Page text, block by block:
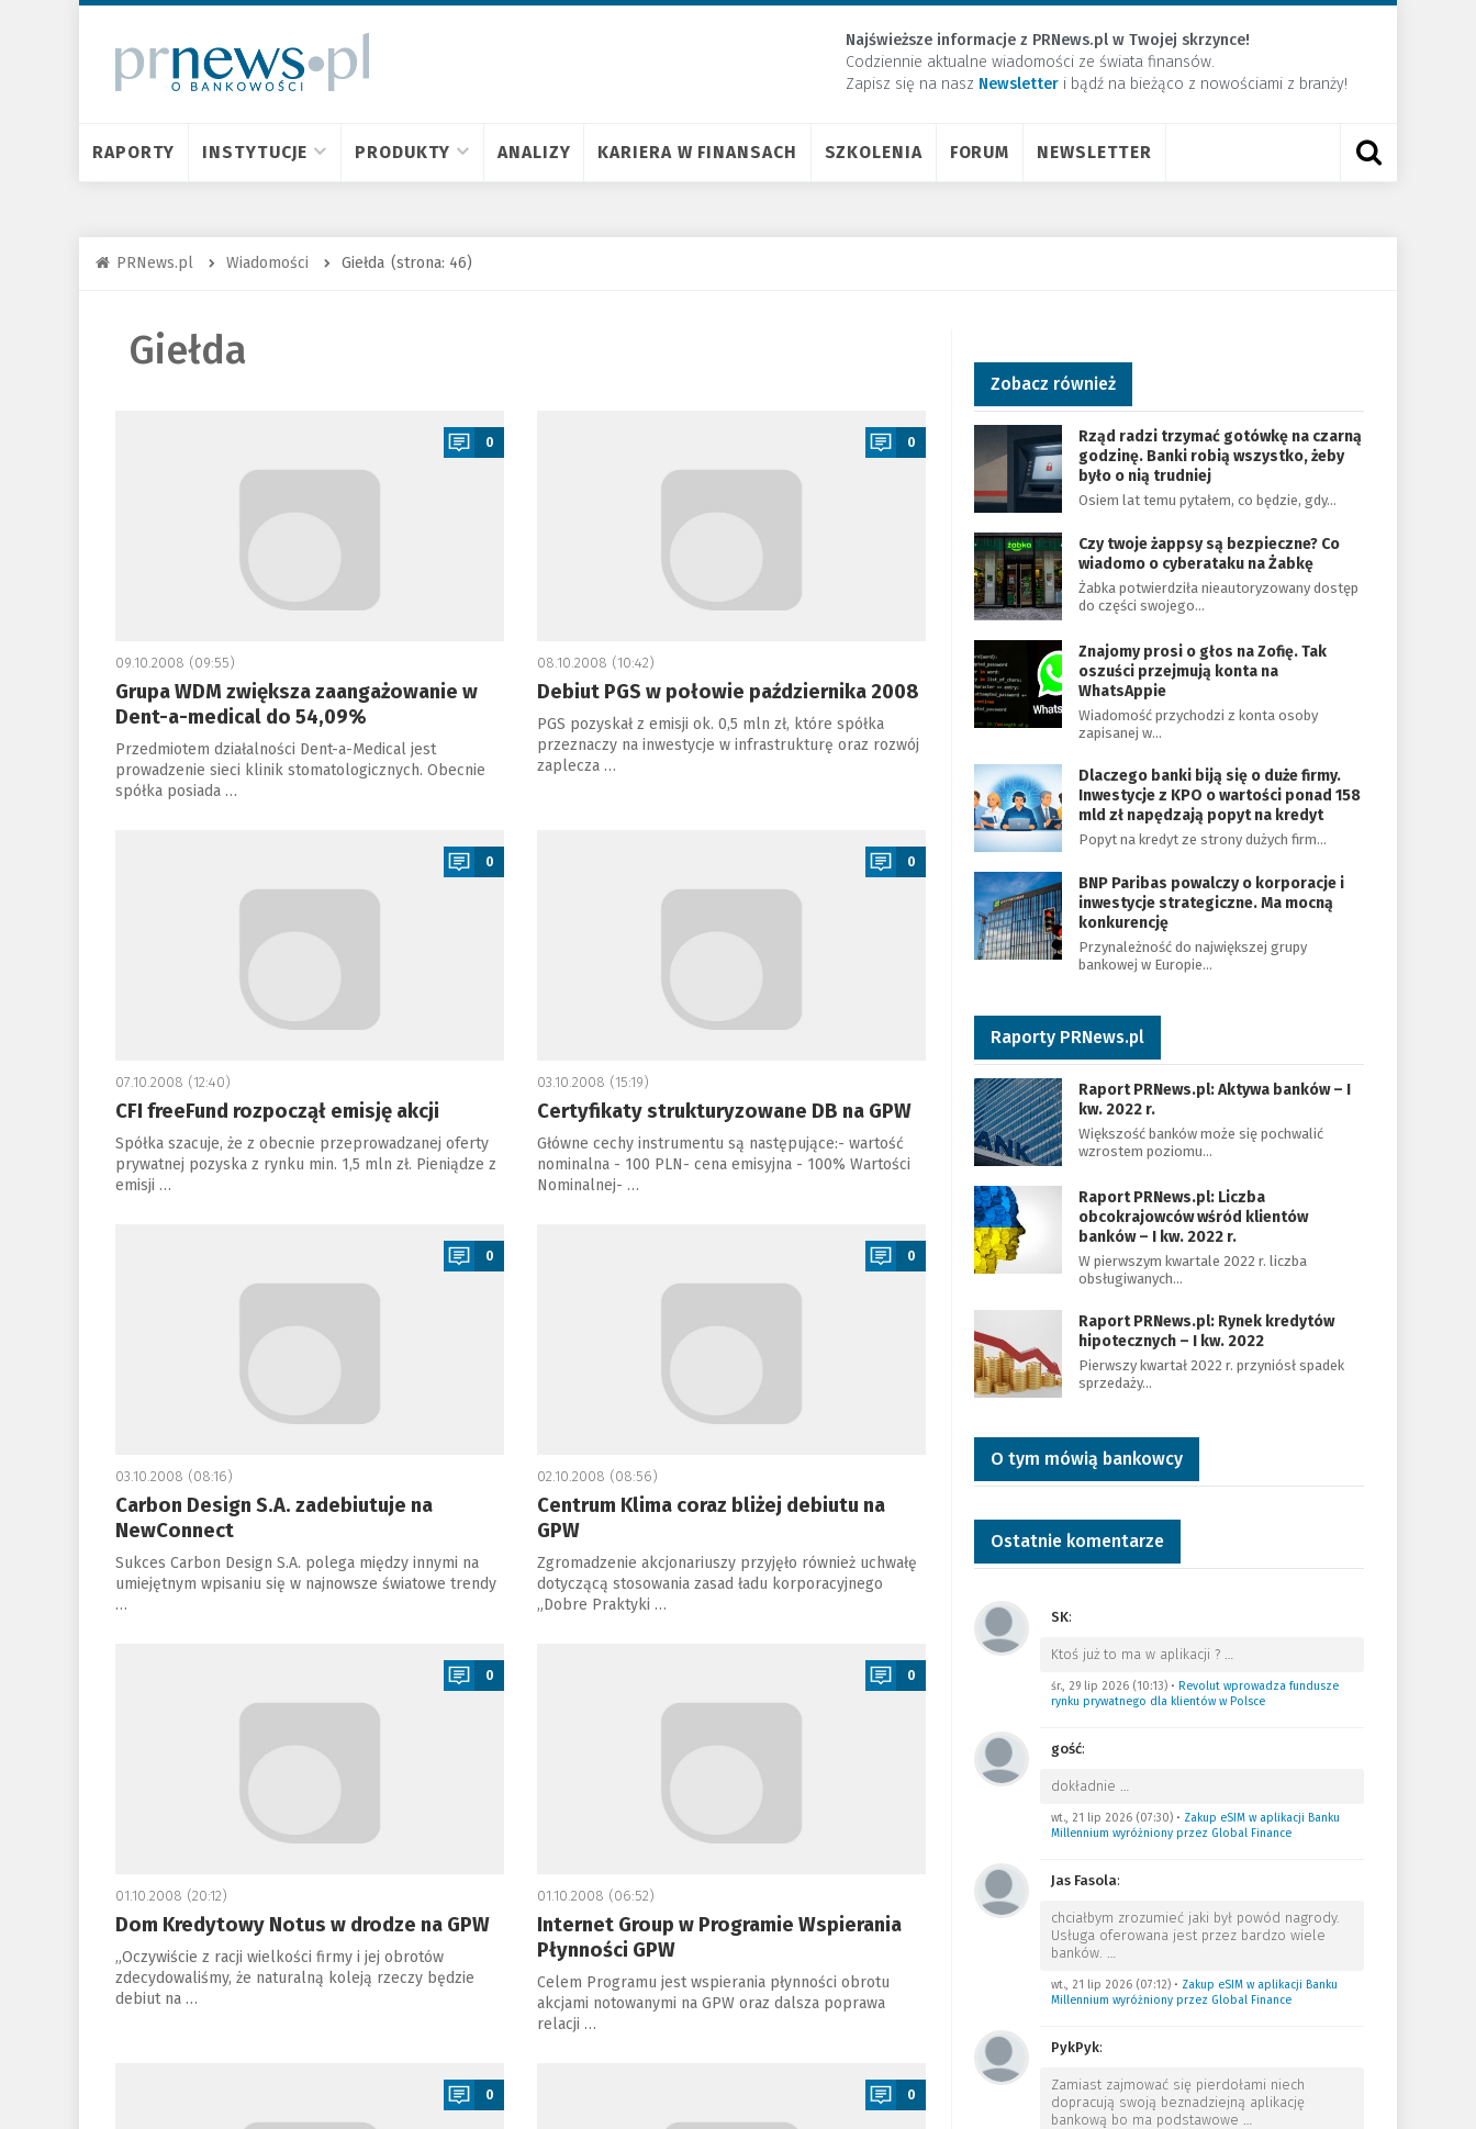
Najświeższe informacje z PRNews.pl w Twojej skrzynce!
Codziennie aktualne wiadomości ze świata finansów.
Zapisz się na nasz Newsletter ​i bądź na bieżąco z nowościami z branży!
RAPORTY INSTYTUCJE PRODUKTY ANALIZY KARIERA W FINANSACH SZKOLENIA FORUM NEWSLETTER
PRNews.pl Wiadomości Giełda (strona: 46)
Giełda
0
09.10.2008 (09:55)
Grupa WDM zwiększa zaangażowanie w
Dent-a-medical do 54,09%
Przedmiotem działalności Dent-a-Medical jest
prowadzenie sieci klinik stomatologicznych. Obecnie
spółka posiada …
0
08.10.2008 (10:42)
Debiut PGS w połowie października 2008
PGS pozyskał z emisji ok. 0,5 mln zł, które spółka
przeznaczy na inwestycje w infrastrukturę oraz rozwój
zaplecza …
0
07.10.2008 (12:40)
CFI freeFund rozpoczął emisję akcji
Spółka szacuje, że z obecnie przeprowadzanej oferty
prywatnej pozyska z rynku min. 1,5 mln zł. Pieniądze z
emisji …
0
03.10.2008 (15:19)
Certyfikaty strukturyzowane DB na GPW
Główne cechy instrumentu są następujące:- wartość
nominalna - 100 PLN- cena emisyjna - 100% Wartości
Nominalnej- …
0
03.10.2008 (08:16)
Carbon Design S.A. zadebiutuje na
NewConnect
Sukces Carbon Design S.A. polega między innymi na
umiejętnym wpisaniu się w najnowsze światowe trendy
…
0
02.10.2008 (08:56)
Centrum Klima coraz bliżej debiutu na
GPW
Zgromadzenie akcjonariuszy przyjęło również uchwałę
dotyczącą stosowania zasad ładu korporacyjnego
„Dobre Praktyki …
0
01.10.2008 (20:12)
Dom Kredytowy Notus w drodze na GPW
„Oczywiście z racji wielkości firmy i jej obrotów
zdecydowaliśmy, że naturalną koleją rzeczy będzie
debiut na …
0
01.10.2008 (06:52)
Internet Group w Programie Wspierania
Płynności GPW
Celem Programu jest wspierania płynności obrotu
akcjami notowanymi na GPW oraz dalsza poprawa
relacji …
0 0
Zobacz również
Rząd radzi trzymać gotówkę na czarną
godzinę. Banki robią wszystko, żeby
było o nią trudniej
Osiem lat temu pytałem, co będzie, gdy…
Czy twoje żappsy są bezpieczne? Co
wiadomo o cyberataku na Żabkę
Żabka potwierdziła nieautoryzowany dostęp
do części swojego…
Znajomy prosi o głos na Zofię. Tak
oszuści przejmują konta na
WhatsAppie
Wiadomość przychodzi z konta osoby
zapisanej w…
Dlaczego banki biją się o duże firmy.
Inwestycje z KPO o wartości ponad 158
mld zł napędzają popyt na kredyt
Popyt na kredyt ze strony dużych firm…
BNP Paribas powalczy o korporacje i
inwestycje strategiczne. Ma mocną
konkurencję
Przynależność do największej grupy
bankowej w Europie…
Raporty PRNews.pl
Raport PRNews.pl: Aktywa banków – I
kw. 2022 r.
Większość banków może się pochwalić
wzrostem poziomu…
Raport PRNews.pl: Liczba
obcokrajowców wśród klientów
banków – I kw. 2022 r.
W pierwszym kwartale 2022 r. liczba
obsługiwanych…
Raport PRNews.pl: Rynek kredytów
hipotecznych – I kw. 2022
Pierwszy kwartał 2022 r. przyniósł spadek
sprzedaży…
O tym mówią bankowcy
Ostatnie komentarze
SK:
Ktoś już to ma w aplikacji ? …
śr., 29 lip 2026 (10:13)• Revolut wprowadza fundusze
rynku prywatnego dla klientów w Polsce
gość:
dokładnie …
wt., 21 lip 2026 (07:30)• Zakup eSIM w aplikacji Banku
Millennium wyróżniony przez Global Finance
Jas Fasola:
chciałbym zrozumieć jaki był powód nagrody.
Usługa oferowana jest przez bardzo wiele
banków. …
wt., 21 lip 2026 (07:12)• Zakup eSIM w aplikacji Banku
Millennium wyróżniony przez Global Finance
PykPyk:
Zamiast zajmować się pierdołami niech
dopracują swoją beznadziejną aplikację
bankową bo ma podstawowe …